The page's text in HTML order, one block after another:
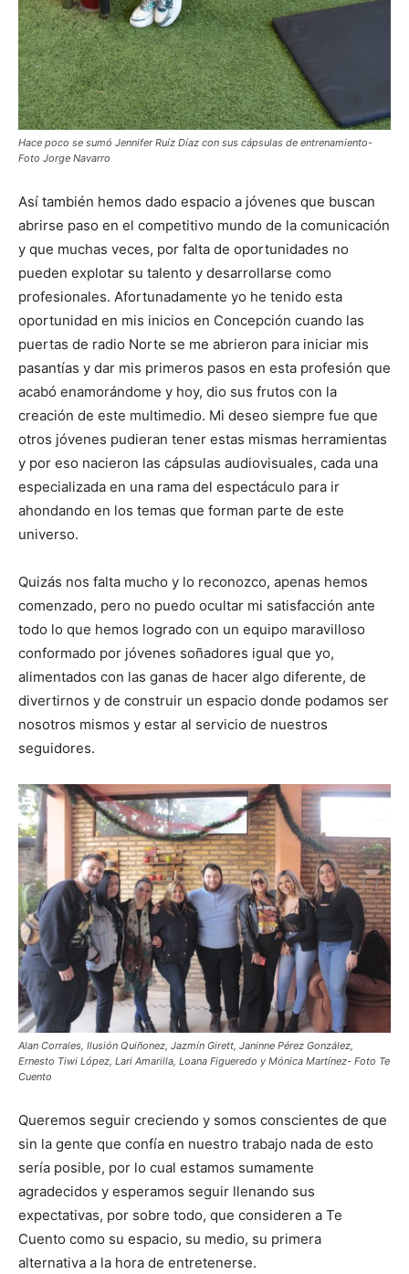
Hace poco se sumó Jennifer Ruíz Díaz con sus cápsulas de entrenamiento-
Foto Jorge Navarro
Así también hemos dado espacio a jóvenes que buscan
abrirse paso en el competitivo mundo de la comunicación
y que muchas veces, por falta de oportunidades no
pueden explotar su talento y desarrollarse como
profesionales. Afortunadamente yo he tenido esta
oportunidad en mis inicios en Concepción cuando las
puertas de radio Norte se me abrieron para iniciar mis
pasantías y dar mis primeros pasos en esta profesión que
acabó enamorándome y hoy, dio sus frutos con la
creación de este multimedio. Mi deseo siempre fue que
otros jóvenes pudieran tener estas mismas herramientas
y por eso nacieron las cápsulas audiovisuales, cada una
especializada en una rama del espectáculo para ir
ahondando en los temas que forman parte de este
universo.
Quizás nos falta mucho y lo reconozco, apenas hemos
comenzado, pero no puedo ocultar mi satisfacción ante
todo lo que hemos logrado con un equipo maravilloso
conformado por jóvenes soñadores igual que yo,
alimentados con las ganas de hacer algo diferente, de
divertirnos y de construir un espacio donde podamos ser
nosotros mismos y estar al servicio de nuestros
seguidores.
Alan Corrales, Ilusión Quiñonez, Jazmín Girett, Janinne Pérez González,
Ernesto Tiwi López, Lari Amarilla, Loana Figueredo y Mónica Martínez- Foto Te
Cuento
Queremos seguir creciendo y somos conscientes de que
sin la gente que confía en nuestro trabajo nada de esto
sería posible, por lo cual estamos sumamente
agradecidos y esperamos seguir llenando sus
expectativas, por sobre todo, que consideren a Te
Cuento como su espacio, su medio, su primera
alternativa a la hora de entretenerse.